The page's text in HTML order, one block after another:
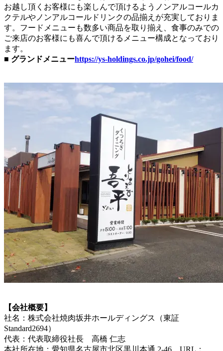
お越し頂くお客様にも楽しんで頂けるようノンアルコールカ
クテルやノンアルコールドリンクの品揃えが充実しておりま
す。フードメニューも数多い商品を取り揃え、食事のみでの
ご来店のお客様にも喜んで頂けるメニュー構成となっており
ます。
■ グランドメニューhttps://ys-holdings.co.jp/gohei/food/
【会社概要】
社名：株式会社焼肉坂井ホールディングス（東証
Standard2694）
代表：代表取締役社長 高橋 仁志